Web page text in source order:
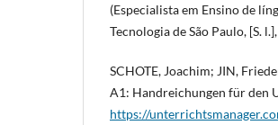
(Especialista em Ensino de
Tecnologia de São Paulo, [S.
SCHOTE, Joachim; JIN,
A1: Handreichungen für den
https://